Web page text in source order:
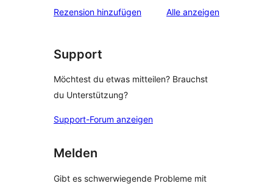
Rezension hinzufügen Alle Rezensionen
anzeigen
Support
Möchtest du etwas mitteilen? Brauchst
du Unterstützung?
Support-Forum anzeigen
Melden
Gibt es schwerwiegende Probleme mit